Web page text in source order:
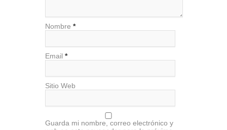
Nombre *
Email *
Sitio Web
Guarda mi nombre, correo electrónico y